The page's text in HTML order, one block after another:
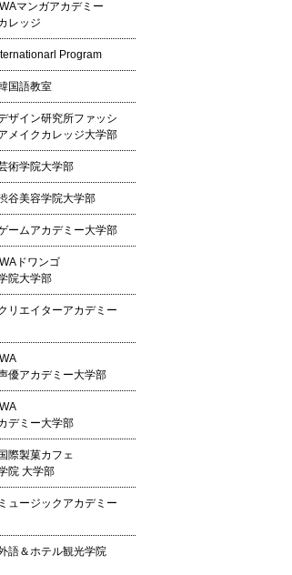
マンガアカデミー
レッジ
Program
国語教室
ザイン研究所ファッシ
メイクカレッジ大学部
術学院大学部
谷美容学院大学部
ームアカデミー大学部
ドワンゴ
院大学部
リエイターアカデミー
優アカデミー大学部
デミー大学部
際製菓カフェ
院 大学部
ュージックアカデミー
語＆ホテル観光学院